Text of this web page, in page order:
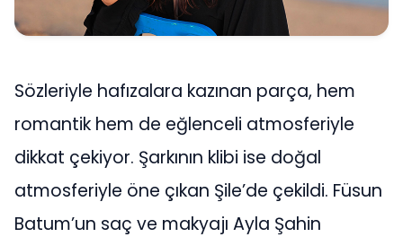
Sözleriyle hafızalara kazınan parça, hem
romantik hem de eğlenceli atmosferiyle
dikkat çekiyor. Şarkının klibi ise doğal
atmosferiyle öne çıkan Şile’de çekildi. Füsun
Batum’un saç ve makyajı Ayla Şahin